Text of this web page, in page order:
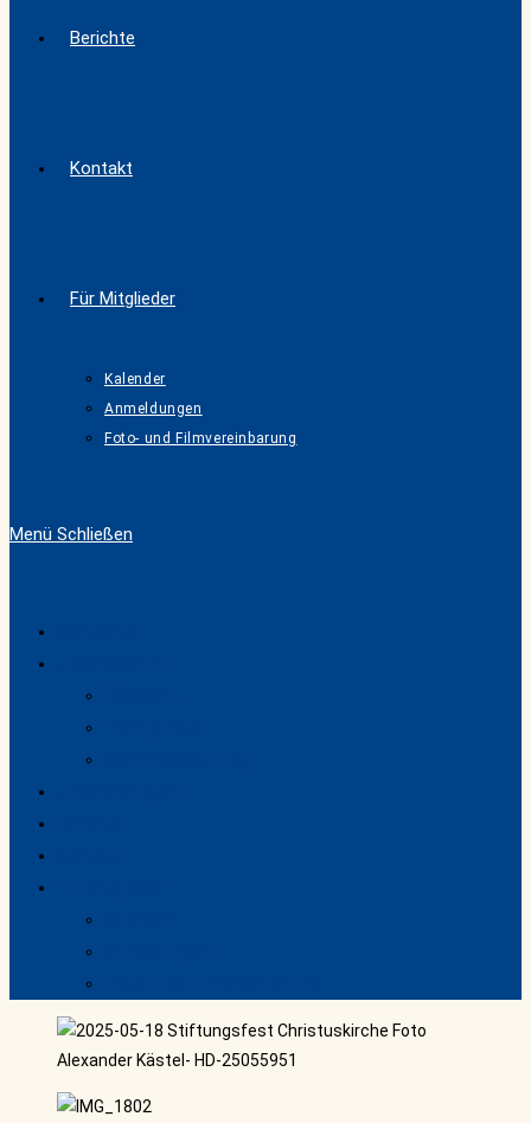
Berichte
Kontakt
Für Mitglieder
Kalender
Anmeldungen
Foto- und Filmvereinbarung
Menü Schließen